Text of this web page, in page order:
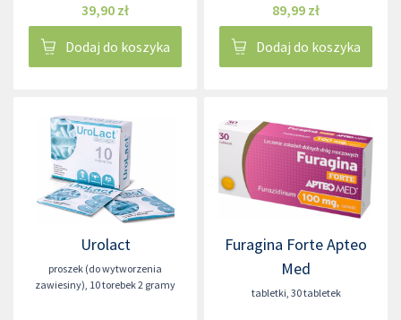
39,90 zł
Dodaj do koszyka
89,99 zł
Dodaj do koszyka
Urolact
proszek (do wytworzenia
zawiesiny), 10 torebek 2 gramy
Furagina Forte Apteo
Med
tabletki, 30 tabletek